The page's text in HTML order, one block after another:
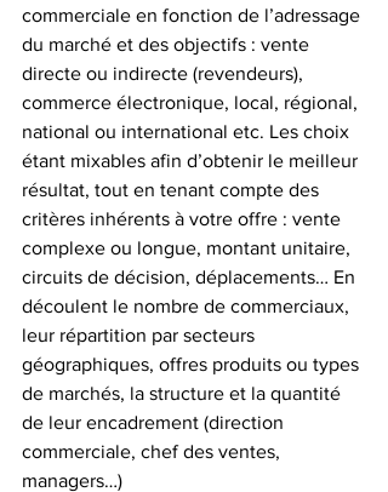
commerciale en fonction de l’adressage
du marché et des objectifs : vente
directe ou indirecte (revendeurs),
commerce électronique, local, régional,
national ou international etc. Les choix
étant mixables afin d’obtenir le meilleur
résultat, tout en tenant compte des
critères inhérents à votre offre : vente
complexe ou longue, montant unitaire,
circuits de décision, déplacements… En
découlent le nombre de commerciaux,
leur répartition par secteurs
géographiques, offres produits ou types
de marchés, la structure et la quantité
de leur encadrement (direction
commerciale, chef des ventes,
managers…)